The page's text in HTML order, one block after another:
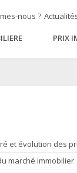
nous ?
PRIX
et évolution des
marché immobilier